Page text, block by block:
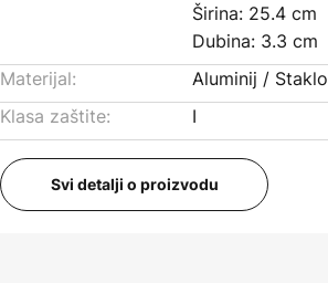
Širina: 25.4 cm
Dubina: 3.3 cm
Materijal:
Aluminij / Staklo
Klasa zaštite:
I
Svi detalji o proizvodu